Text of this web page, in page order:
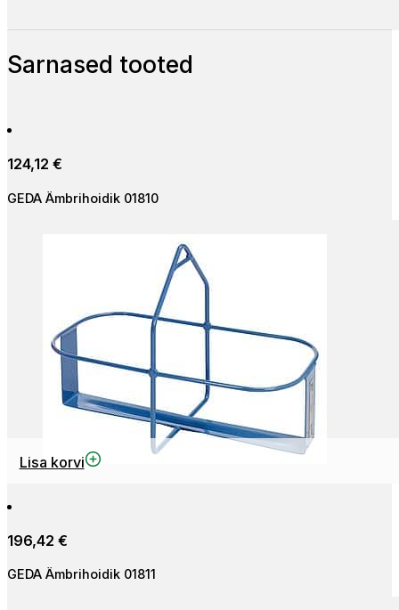
Sarnased tooted
124,12 €
GEDA Ämbrihoidik 01810
Lisa korvi
196,42 €
GEDA Ämbrihoidik 01811